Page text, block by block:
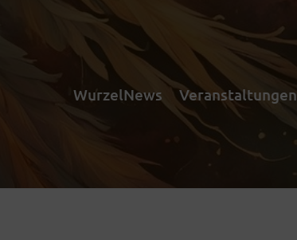
WurzelNews Veranstaltungen